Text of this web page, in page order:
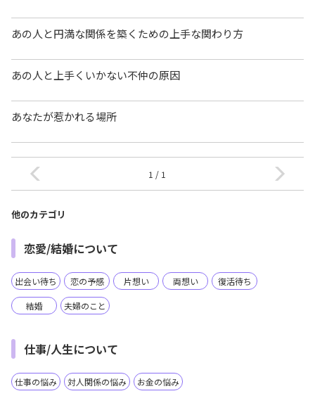
あの人と円満な関係を築くための上手な関わり方
あの人と上手くいかない不仲の原因
あなたが惹かれる場所
1 / 1
他のカテゴリ
恋愛/結婚について
出会い待ち 恋の予感 片想い 両想い 復活待ち
結婚 夫婦のこと
仕事/人生について
仕事の悩み 対人関係の悩み お金の悩み